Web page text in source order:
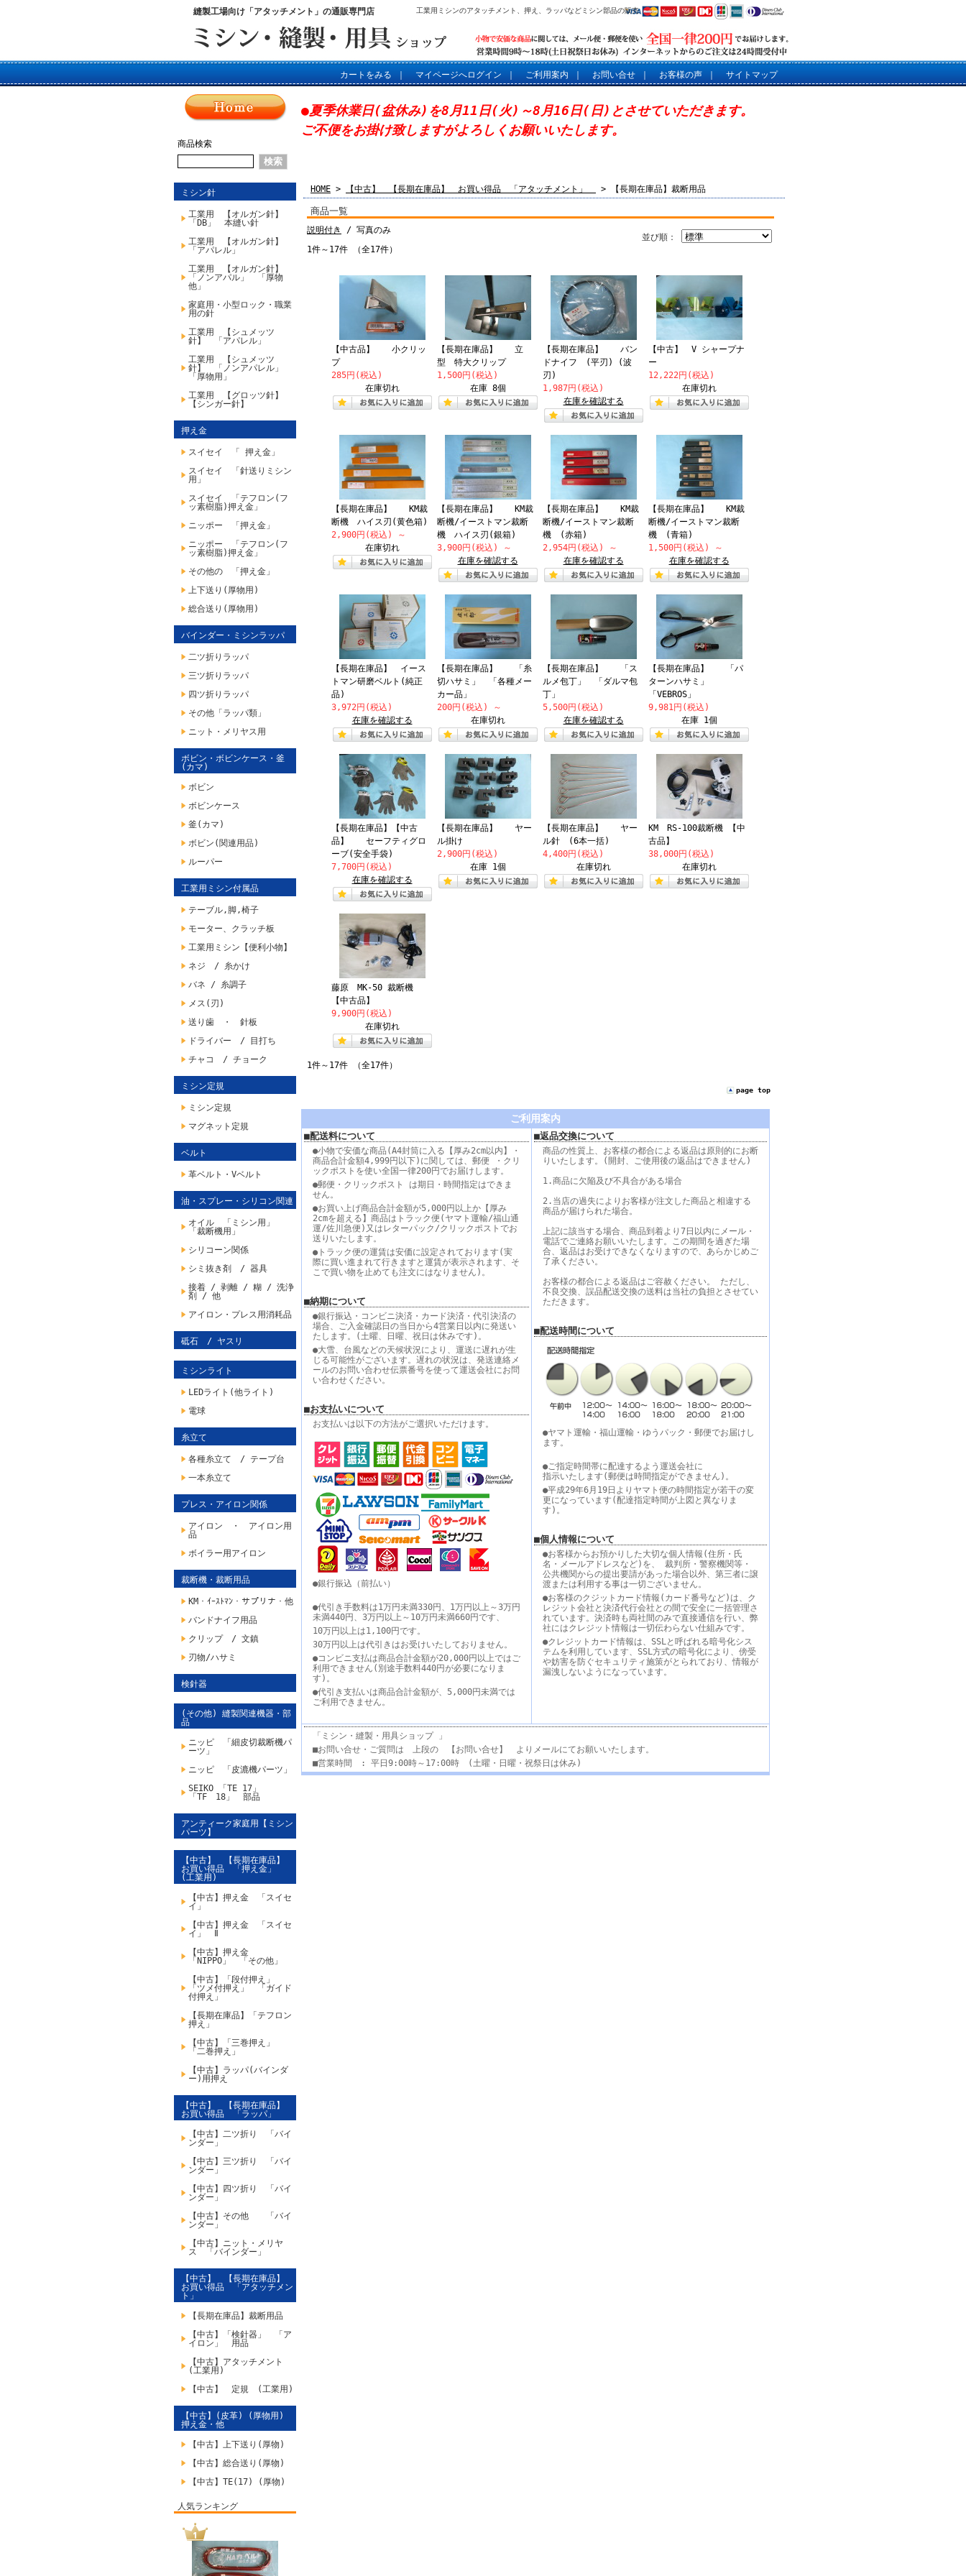
縫製工場向け「アタッチメント」の通販専門店 工業用ミシンのアタッチメント、押え、ラッパなどミシン部品の販売
カートをみる マイページへログイン ご利用案内 お問い合せ お客様の声 サイトマップ
商品検索
ミシン針
工業用 【オルガン針】
「DB」 本縫い針
工業用 【オルガン針】
「アパレル」
工業用 【オルガン針】
「ノンアパル」 「厚物
他」
家庭用・小型ロック・職業
用の針
工業用 【シュメッツ
針】 「アパレル」
工業用 【シュメッツ
針】 「ノンアパレル」
「厚物用」
工業用 【グロッツ針】
【シンガー針】
押え金
スイセイ 「 押え金」
スイセイ 「針送りミシン
用」
スイセイ 「テフロン(フ
ッ素樹脂)押え金」
ニッポー 「押え金」
ニッポー 「テフロン(フ
ッ素樹脂)押え金」
その他の 「押え金」
上下送り(厚物用)
総合送り(厚物用)
バインダー・ミシンラッパ
二ツ折りラッパ
三ツ折りラッパ
四ツ折りラッパ
その他「ラッパ類」
ニット・メリヤス用
ボビン・ボビンケース・釜
(カマ)
ボビン
ボビンケース
釜(カマ)
ボビン(関連用品)
ルーパー
工業用ミシン付属品
テーブル,脚,椅子
モーター、クラッチ板
工業用ミシン【便利小物】
ネジ / 糸かけ
バネ / 糸調子
メス(刃)
送り歯 ・ 針板
ドライバー / 目打ち
チャコ / チョーク
ミシン定規
ミシン定規
マグネット定規
ベルト
革ベルト・Vベルト
油・スプレー・シリコン関連
オイル 「ミシン用」
「裁断機用」
シリコーン関係
シミ抜き剤 / 器具
接着 / 剥離 / 糊 / 洗浄
剤 / 他
アイロン・プレス用消耗品
砥石 / ヤスリ
ミシンライト
LEDライト(他ライト)
電球
糸立て
各種糸立て / テープ台
一本糸立て
プレス・アイロン関係
アイロン ・ アイロン用
品
ボイラー用アイロン
裁断機・裁断用品
KM・ｲｰｽﾄﾏﾝ・サプリナ・他
バンドナイフ用品
クリップ / 文鎮
刃物/ハサミ
検針器
(その他) 縫製関連機器・部
品
ニッピ 「細皮切裁断機パ
ーツ」
ニッピ 「皮漉機パーツ」
SEIKO 「TE 17」
「TF 18」 部品
アンティーク家庭用【ミシン
パーツ】
【中古】 【長期在庫品】
お買い得品 「押え金」
(工業用)
【中古】押え金 「スイセ
イ」
【中古】押え金 「スイセ
イ」 Ⅱ
【中古】押え金
「NIPPO」 「その他」
【中古】「段付押え」
「ツメ付押え」 「ガイド
付押え」
【長期在庫品】「テフロン
押え」
【中古】「三巻押え」
「二巻押え」
【中古】ラッパ(バインダ
ー)用押え
【中古】 【長期在庫品】
お買い得品 「ラッパ」
【中古】二ツ折り 「バイ
ンダー」
【中古】三ツ折り 「バイ
ンダー」
【中古】四ツ折り 「バイ
ンダー」
【中古】その他 「バイ
ンダー」
【中古】ニット・メリヤ
ス 「バインダー」
【中古】 【長期在庫品】
お買い得品 「アタッチメン
ト」
【長期在庫品】裁断用品
【中古】「検針器」 「ア
イロン」 用品
【中古】アタッチメント
(工業用)
【中古】 定規 (工業用)
【中古】(皮革) (厚物用)
押え金・他
【中古】上下送り(厚物)
【中古】総合送り(厚物)
【中古】TE(17) (厚物)
人気ランキング
●夏季休業日(盆休み)を8月11日(火)～8月16日(日)とさせていただきます。
ご不便をお掛け致しますがよろしくお願いいたします。
HOME > 【中古】 【長期在庫品】 お買い得品 「アタッチメント」 > 【長期在庫品】裁断用品
商品一覧
並び順：
説明付き
/ 写真のみ
1件～17件 （全17件）
【中古品】 小クリッ
プ
285円(税込)
在庫切れ
【長期在庫品】 立
型 特大クリップ
1,500円(税込)
在庫 8個
【長期在庫品】 バン
ドナイフ (平刃) (波
刃)
1,987円(税込)
在庫を確認する
【中古】 V シャープナ
ー
12,222円(税込)
在庫切れ
【長期在庫品】 KM裁
断機 ハイス刃(黄色箱)
2,900円(税込)
～
在庫切れ
【長期在庫品】 KM裁
断機/イーストマン裁断
機 ハイス刃(銀箱)
3,900円(税込)
～
在庫を確認する
【長期在庫品】 KM裁
断機/イーストマン裁断
機 (赤箱)
2,954円(税込)
～
在庫を確認する
【長期在庫品】 KM裁
断機/イーストマン裁断
機 (青箱)
1,500円(税込)
～
在庫を確認する
【長期在庫品】 イース
トマン研磨ベルト(純正
品)
3,972円(税込)
在庫を確認する
【長期在庫品】 「糸
切ハサミ」 「各種メー
カー品」
200円(税込)
～
在庫切れ
【長期在庫品】 「ス
ルメ包丁」 「ダルマ包
丁」
5,500円(税込)
在庫を確認する
【長期在庫品】 「パ
ターンハサミ」
「VEBROS」
9,981円(税込)
在庫 1個
【長期在庫品】【中古
品】 セーフティグロ
ーブ(安全手袋)
7,700円(税込)
在庫を確認する
【長期在庫品】 ヤー
ル掛け
2,900円(税込)
在庫 1個
【長期在庫品】 ヤー
ル針 (6本一括)
4,400円(税込)
在庫切れ
KM RS-100裁断機 【中
古品】
38,000円(税込)
在庫切れ
藤原 MK-50 裁断機
【中古品】
9,900円(税込)
在庫切れ
1件～17件 （全17件）
page top
ご利用案内
■配送料について
●小物で安価な商品(A4封筒に入る【厚み2cm以内】・
商品合計金額4,999円以下)に関しては、郵便 ・クリ
ックポストを使い全国一律200円でお届けします。
●郵便・クリックポスト は期日・時間指定はできま
せん。
●お買い上げ商品合計金額が5,000円以上か【厚み
2cmを超える】商品はトラック便(ヤマト運輸/福山通
運/佐川急便)又はレターパック/クリックポストでお
送りいたします。
●トラック便の運賃は安価に設定されております(実
際に買い進まれて行きますと運賃が表示されます、そ
こで買い物を止めても注文にはなりません)。
■納期について
●銀行振込・コンビニ決済・カード決済・代引決済の
場合、ご入金確認日の当日から4営業日以内に発送い
たします。(土曜、日曜、祝日は休みです)。
●大雪、台風などの天候状況により、運送に遅れが生
じる可能性がございます。遅れの状況は、発送連絡メ
ールのお問い合わせ伝票番号を使って運送会社にお問
い合わせください。
■お支払いについて
お支払いは以下の方法がご選択いただけます。
●銀行振込（前払い）
●代引き手数料は1万円未満330円、1万円以上～3万円
未満440円、3万円以上～10万円未満660円です、
10万円以上は1,100円です。
30万円以上は代引きはお受けいたしておりません。
●コンビニ支払は商品合計金額が20,000円以上ではご
利用できません(別途手数料440円が必要になりま
す)。
●代引き支払いは商品合計金額が、5,000円未満では
ご利用できません。
■返品交換について
商品の性質上、お客様の都合による返品は原則的にお断
りいたします。(開封、ご使用後の返品はできません)
1.商品に欠陥及び不具合がある場合
2.当店の過失によりお客様が注文した商品と相違する
商品が届けられた場合。
上記に該当する場合、商品到着より7日以内にメール・
電話でご連絡お願いいたします。この期間を過ぎた場
合、返品はお受けできなくなりますので、あらかじめご
了承ください。
お客様の都合による返品はご容赦ください。 ただし、
不良交換、誤品配送交換の送料は当社の負担とさせてい
ただきます。
■配送時間について
●ヤマト運輸・福山運輸・ゆうパック・郵便でお届けし
ます。
●ご指定時間帯に配達するよう運送会社に
指示いたします(郵便は時間指定ができません)。
●平成29年6月19日よりヤマト便の時間指定が若干の変
更になっています(配達指定時間が上図と異なりま
す)。
■個人情報について
●お客様からお預かりした大切な個人情報(住所・氏
名・メールアドレスなど)を、 裁判所・警察機関等・
公共機関からの提出要請があった場合以外、第三者に譲
渡または利用する事は一切ございません。
●お客様のクジットカード情報(カード番号など)は、ク
レジット会社と決済代行会社との間で安全に一括管理さ
れています。決済時も両社間のみで直接通信を行い、弊
社にはクレジット情報は一切伝わらない仕組みです。
●クレジットカード情報は、SSLと呼ばれる暗号化シス
テムを利用しています、SSL方式の暗号化により、傍受
や妨害を防ぐセキュリティ施策がとられており、情報が
漏洩しないようになっています。
「ミシン・縫製・用具ショップ 」
■お問い合せ・ご質問は 上段の 【お問い合せ】 よりメールにてお願いいたします。
■営業時間 : 平日9:00時～17:00時 (土曜・日曜・祝祭日は休み)